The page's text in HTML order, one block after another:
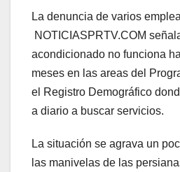
La denuncia de varios
NOTICIASPRTV.COM
acondicionado no funciona
meses en las areas del
el Registro Demográfico
a diario a buscar servicios.
La situación se agrava un
las manivelas de las